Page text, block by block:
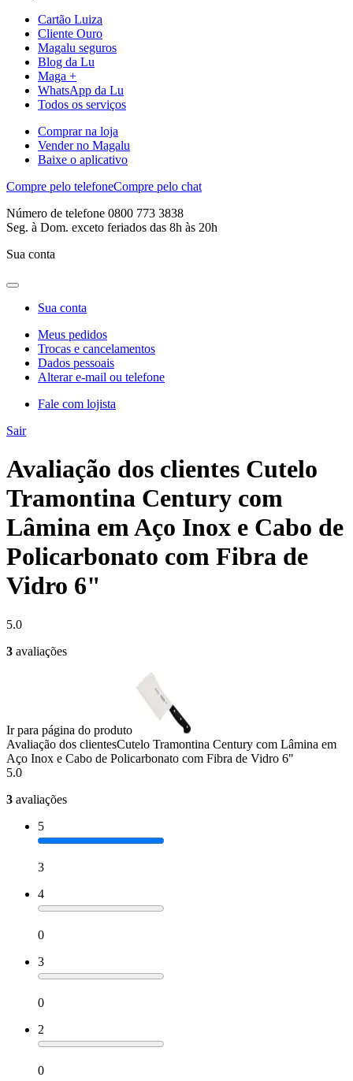
Cartão Luiza
Cliente Ouro
Magalu seguros
Blog da Lu
Maga +
WhatsApp da Lu
Todos os serviços
Comprar na loja
Vender no Magalu
Baixe o aplicativo
Compre pelo telefoneCompre pelo chat
Número de telefone 0800 773 3838
Seg. à Dom. exceto feriados das 8h às 20h
Sua conta
Sua conta
Meus pedidos
Trocas e cancelamentos
Dados pessoais
Alterar e-mail ou telefone
Fale com lojista
Sair
Avaliação dos clientes Cutelo
Tramontina Century com
Lâmina em Aço Inox e Cabo de
Policarbonato com Fibra de
Vidro 6"
5.0
3 avaliações
Ir para página do produto
Avaliação dos clientesCutelo Tramontina Century com Lâmina em
Aço Inox e Cabo de Policarbonato com Fibra de Vidro 6"
5.0
3 avaliações
5
3
4
0
3
0
2
0